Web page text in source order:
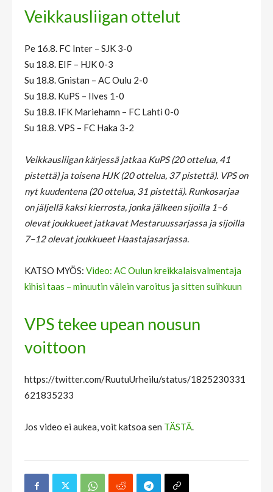
Veikkausliigan ottelut
Pe 16.8. FC Inter – SJK 3-0
Su 18.8. EIF – HJK 0-3
Su 18.8. Gnistan – AC Oulu 2-0
Su 18.8. KuPS – Ilves 1-0
Su 18.8. IFK Mariehamn – FC Lahti 0-0
Su 18.8. VPS – FC Haka 3-2
Veikkausliigan kärjessä jatkaa KuPS (20 ottelua, 41
pistettä) ja toisena HJK (20 ottelua, 37 pistettä). VPS on
nyt kuudentena (20 ottelua, 31 pistettä). Runkosarjaa
on jäljellä kaksi kierrosta, jonka jälkeen sijoilla 1–6
olevat joukkueet jatkavat Mestaruussarjassa ja sijoilla
7–12 olevat joukkueet Haastajasarjassa.
KATSO MYÖS: Video: AC Oulun kreikkalaisvalmentaja
kihisi taas – minuutin välein varoitus ja sitten suihkuun
VPS tekee upean nousun
voittoon
https://twitter.com/RuutuUrheilu/status/1825230331
621835233
Jos video ei aukea, voit katsoa sen TÄSTÄ.